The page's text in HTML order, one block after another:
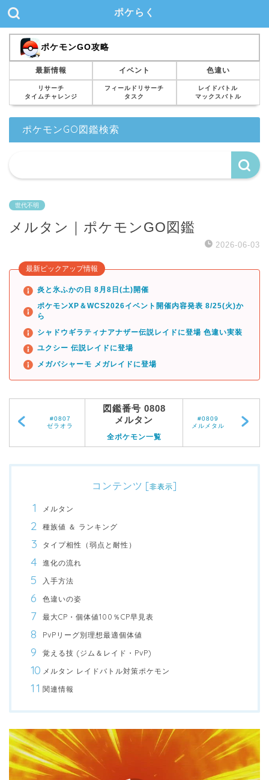
ポケらく
ポケモンGO攻略
最新情報 イベント 色違い
リサーチ
タイムチャレンジ
フィールドリサーチ
タスク
レイドバトル
マックスバトル
ポケモンGO図鑑検索
世代不明
メルタン｜ポケモンGO図鑑
2026-06-03
最新ピックアップ情報
炎と氷ふかの日 8月8日(土)開催
ポケモンXP＆WCS2026イベント開催内容発表 8/25(火)か
ら
シャドウギラティナアナザー伝説レイドに登場 色違い実装
ユクシー 伝説レイドに登場
メガバシャーモ メガレイドに登場
#0807
ゼラオラ
図鑑番号 0808
メルタン
全ポケモン一覧
#0809
メルメタル
コンテンツ [非表示]
メルタン
種族値 ＆ ランキング
タイプ相性（弱点と耐性）
進化の流れ
入手方法
色違いの姿
最大CP・個体値100％CP早見表
PvPリーグ別理想最適個体値
覚える技 (ジム＆レイド・PvP)
メルタン レイドバトル対策ポケモン
関連情報